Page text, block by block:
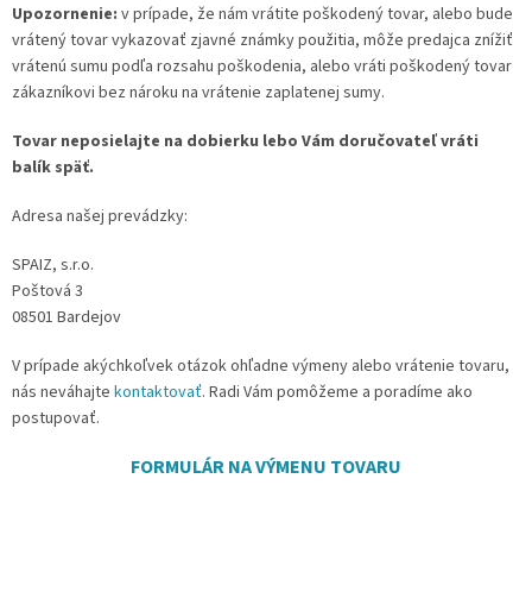
Upozornenie: v prípade, že nám vrátite poškodený tovar, alebo bude
vrátený tovar vykazovať zjavné známky použitia, môže predajca znížiť
vrátenú sumu podľa rozsahu poškodenia, alebo vráti poškodený tovar
zákazníkovi bez nároku na vrátenie zaplatenej sumy.
Tovar neposielajte na dobierku lebo Vám doručovateľ vráti
balík späť.
Adresa našej prevádzky:
SPAIZ, s.r.o.
Poštová 3
08501 Bardejov
V prípade akýchkoľvek otázok ohľadne výmeny alebo vrátenie tovaru,
nás neváhajte kontaktovať. Radi Vám pomôžeme a poradíme ako
postupovať.
FORMULÁR NA VÝMENU TOVARU